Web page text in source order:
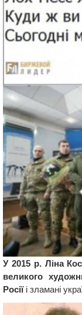
У 2015 р. Ліна
великого
Росіїі зламані